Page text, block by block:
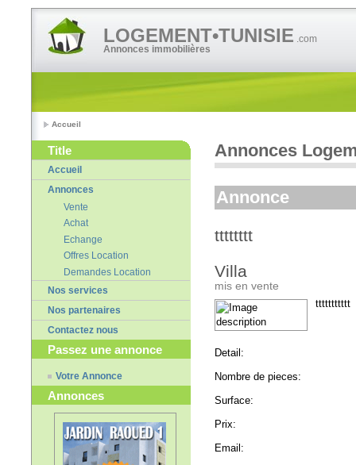
LOGEMENT•TUNISIE .com
Annonces immobilières
Accueil
Title
Accueil
Annonces
Vente
Achat
Echange
Offres Location
Demandes Location
Nos services
Nos partenaires
Contactez nous
Passez une annonce
Votre Annonce
Annonces
Annonces
Annonce
tttttttt
Villa
mis en vente
ttttttttttt
Detail:
Nombre de pieces:
Surface:
Prix:
Email: